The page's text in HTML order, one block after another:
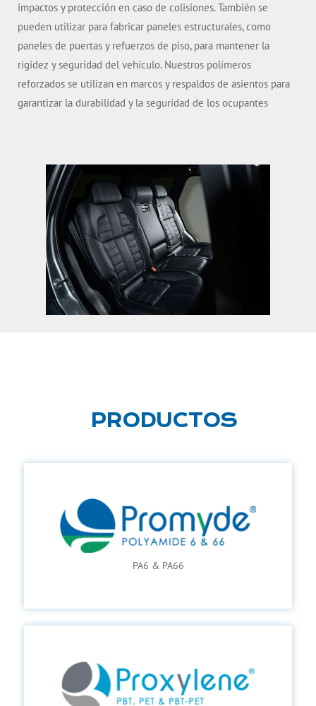
impactos y protección en caso de colisiones. También se
pueden utilizar para fabricar paneles estructurales, como
paneles de puertas y refuerzos de piso, para mantener la
rigidez y seguridad del vehículo. Nuestros polímeros
reforzados se utilizan en marcos y respaldos de asientos para
garantizar la durabilidad y la seguridad de los ocupantes
PRODUCTOS
PA6 & PA66